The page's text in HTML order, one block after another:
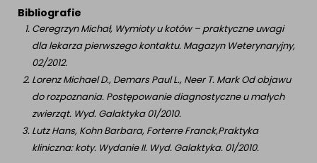
Bibliografie
Ceregrzyn Michał, Wymioty u kotów – praktyczne uwagi
dla lekarza pierwszego kontaktu. Magazyn Weterynaryjny,
02/2012.
Lorenz Michael D., Demars Paul L., Neer T. Mark Od objawu
do rozpoznania. Postępowanie diagnostyczne u małych
zwierząt. Wyd. Galaktyka 01/2010.
Lutz Hans, Kohn Barbara, Forterre Franck,Praktyka
kliniczna: koty. Wydanie II. Wyd. Galaktyka. 01/2010.